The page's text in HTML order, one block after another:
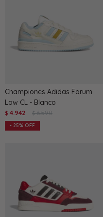
Championes Adidas Forum
Low CL - Blanco
$ 4.942 $ 6.590
25